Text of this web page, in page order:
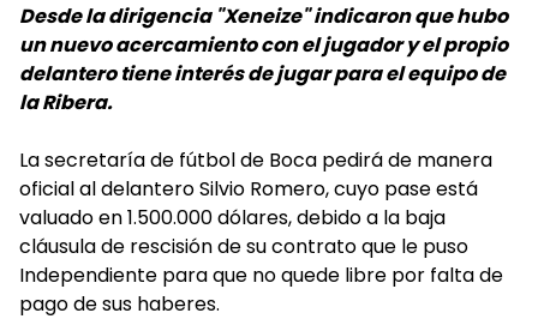
Desde la dirigencia "Xeneize" indicaron que hubo
un nuevo acercamiento con el jugador y el propio
delantero tiene interés de jugar para el equipo de
la Ribera.
La secretaría de fútbol de Boca pedirá de manera
oficial al delantero Silvio Romero, cuyo pase está
valuado en 1.500.000 dólares, debido a la baja
cláusula de rescisión de su contrato que le puso
Independiente para que no quede libre por falta de
pago de sus haberes.